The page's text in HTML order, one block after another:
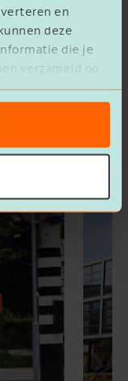
en
deze
die je
verzameld op